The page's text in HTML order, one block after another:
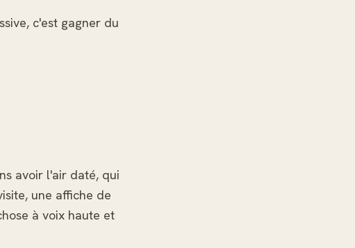
c'est gagner du
avoir l'air daté, qui
une affiche de
à voix haute et